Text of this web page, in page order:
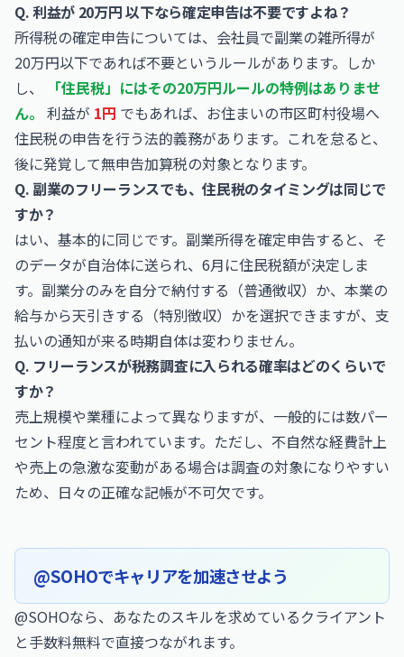
Q. 利益が 20万円 以下なら確定申告は不要ですよね？
所得税の確定申告については、会社員で副業の雑所得が
20万円以下であれば不要というルールがあります。しか
し、
「住民税」にはその20万円ルールの特例はありませ
ん。 利益が 1円 でもあれば、お住まいの市区町村役場へ
住民税の申告を行う法的義務があります。これを怠ると、
後に発覚して無申告加算税の対象となります。
Q. 副業のフリーランスでも、住民税のタイミングは同じで
すか？
はい、基本的に同じです。副業所得を確定申告すると、そ
のデータが自治体に送られ、6月に住民税額が決定しま
す。副業分のみを自分で納付する（普通徴収）か、本業の
給与から天引きする（特別徴収）かを選択できますが、支
払いの通知が来る時期自体は変わりません。
Q. フリーランスが税務調査に入られる確率はどのくらいで
すか？
売上規模や業種によって異なりますが、一般的には数パー
セント程度と言われています。ただし、不自然な経費計上
や売上の急激な変動がある場合は調査の対象になりやすい
ため、日々の正確な記帳が不可欠です。
@SOHOでキャリアを加速させよう
@SOHOなら、あなたのスキルを求めているクライアント
と手数料無料で直接つながれます。